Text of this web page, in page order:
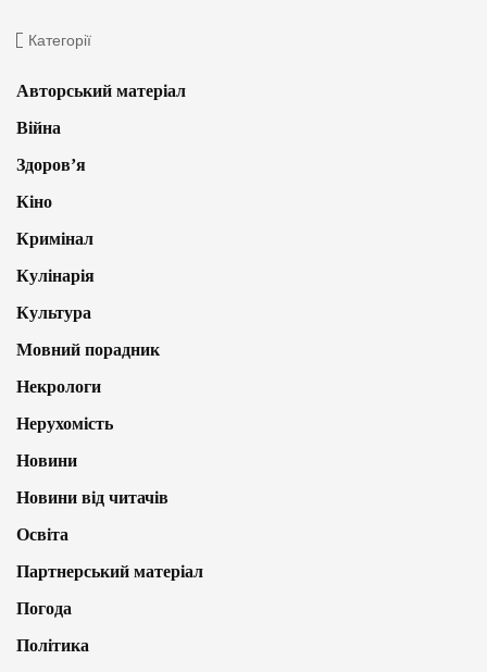
Категорії
Авторський матеріал
Війна
Здоров’я
Кіно
Кримінал
Кулінарія
Культура
Мовний порадник
Некрологи
Нерухомість
Новини
Новини від читачів
Освіта
Партнерський матеріал
Погода
Політика